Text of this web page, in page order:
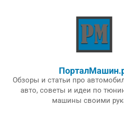
Обзоры и статьи про
авто, советы и идеи по
машины своими